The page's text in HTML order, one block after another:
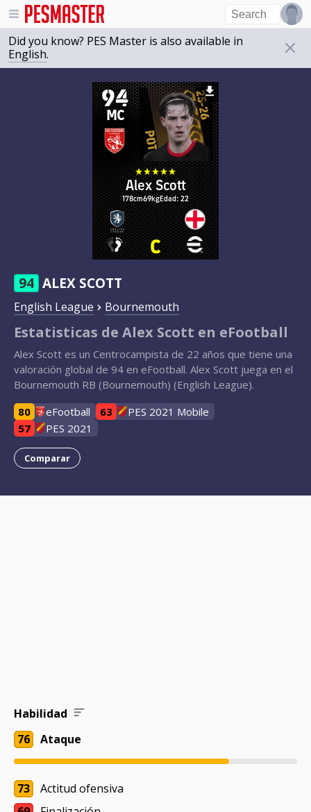
Did you know? PES Master is also available in
English.
94
MC
Alex Scott
178cm69kgEdad: 22
94 ALEX SCOTT
English League Bournemouth
Estatisticas de Alex Scott en eFootball
Alex Scott es un Centrocampista de 22 años que tiene una
valoración global de 94 en eFootball. Alex Scott juega en el
Bournemouth RB (Bournemouth) (English League).
80
eFootball 63
PES 2021 Mobile
57
PES 2021
Comparar
Habilidad
76
Ataque
73
Actitud ofensiva